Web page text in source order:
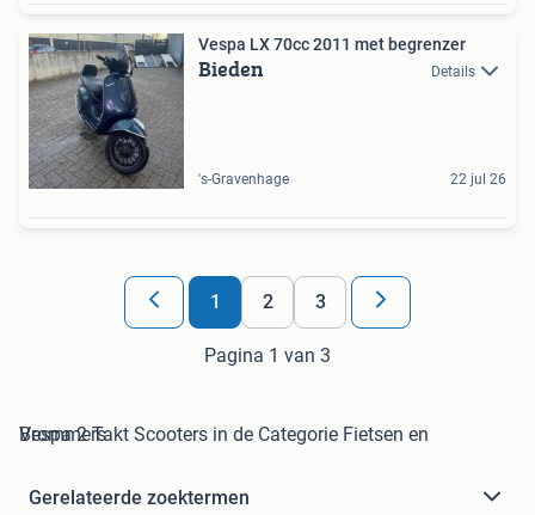
Vespa LX 70cc 2011 met begrenzer
Bieden Details
's-Gravenhage 22 jul 26
1 2 3
Pagina 1 van 3
Vespa 2 Takt Scooters in de Categorie Fietsen en Brommers
Gerelateerde zoektermen